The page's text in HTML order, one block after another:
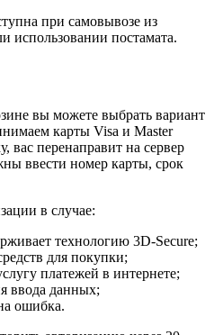
при самовывозе из
использовании постамата.
вы можете выбрать вариант
карты Visa и Master
вас перенаправит на сервер
ввести номер карты, срок
в случае:
технологию 3D-Secure;
для покупки;
платежей в интернете;
ввода данных;
ошибка.